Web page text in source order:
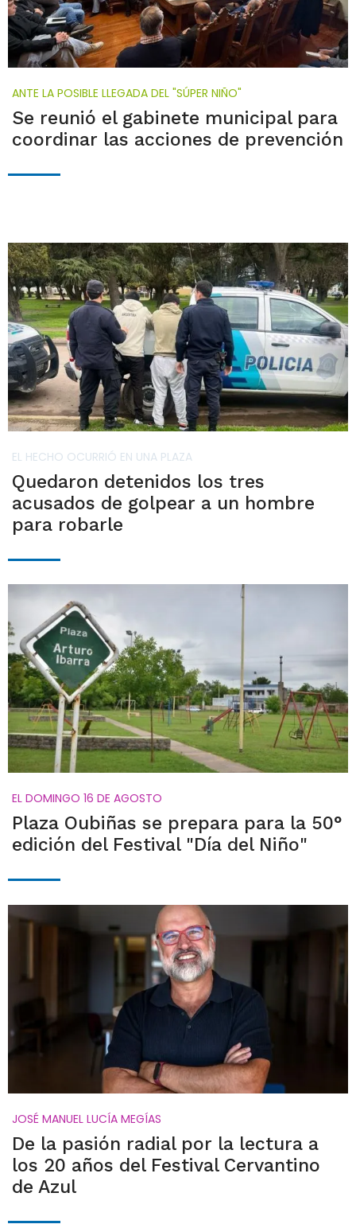
ANTE LA POSIBLE LLEGADA DEL "SÚPER NIÑO"
Se reunió el gabinete municipal para
coordinar las acciones de prevención
EL HECHO OCURRIÓ EN UNA PLAZA
Quedaron detenidos los tres
acusados de golpear a un hombre
para robarle
EL DOMINGO 16 DE AGOSTO
Plaza Oubiñas se prepara para la 50°
edición del Festival "Día del Niño"
JOSÉ MANUEL LUCÍA MEGÍAS
De la pasión radial por la lectura a
los 20 años del Festival Cervantino
de Azul